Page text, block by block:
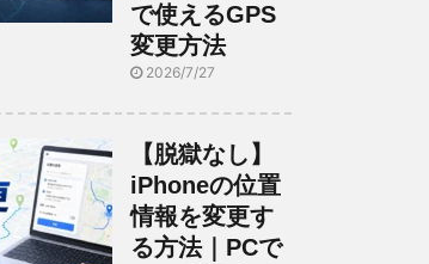
で使えるGPS
変更方法
2026/7/27
【脱獄なし】
iPhoneの位置
情報を変更す
る方法｜PCで